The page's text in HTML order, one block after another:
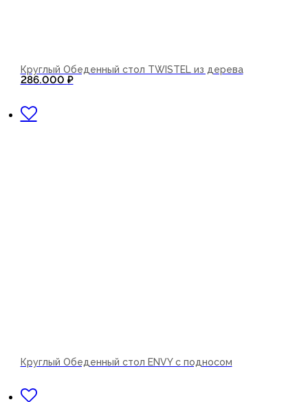
Круглый Обеденный стол TWISTEL из дерева
286.000 ₽
Круглый Обеденный стол ENVY с подносом